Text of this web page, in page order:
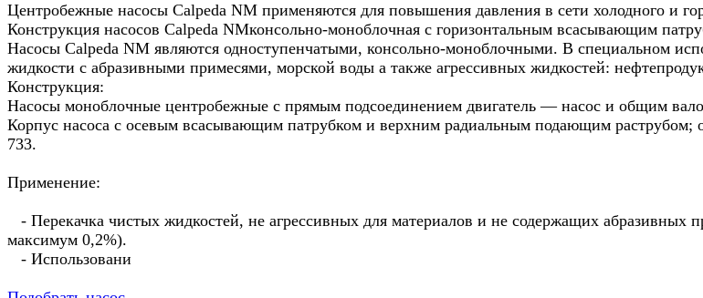
Центробежные насосы Сalpeda NM применяются для повышения давления в сети холодного и
Конструкция насосов Сalpeda NMконсольно-моноблочная с горизонтальным всасывающим
Насосы Сalpeda NM являются одноступенчатыми, консольно-моноблочными. В специальном
жидкости с абразивными примесями, морской воды а также агрессивных жидкостей:
Конструкция:
Насосы моноблочные центробежные с прямым подсоединением двигатель — насос и общим
Корпус насоса с осевым всасывающим патрубком и верхним радиальным подающим раструбом;
733.
Применение:
- Перекачка чистых жидкостей, не агрессивных для материалов и не содержащих абразивных
максимум 0,2%).
- Использовани